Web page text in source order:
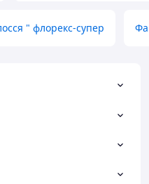
" флорекс-супер